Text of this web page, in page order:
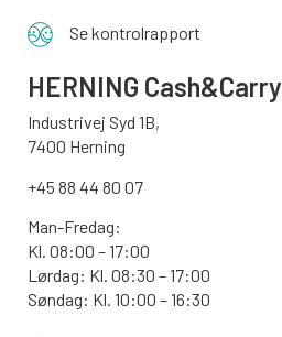
Se kontrolrapport
HERNING Cash&Carry
Industrivej Syd 1B,
7400 Herning
+45 88 44 80 07
Man-Fredag:
Kl. 08:00 – 17:00
Lørdag: Kl. 08:30 – 17:00
Søndag: Kl. 10:00 – 16:30